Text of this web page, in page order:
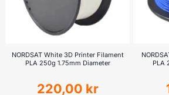
NORDSAT White 3D Printer Filament
PLA 250g 1.75mm Diameter
220,00 kr
PLA